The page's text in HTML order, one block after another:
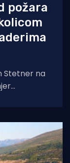
požara
Stetner na